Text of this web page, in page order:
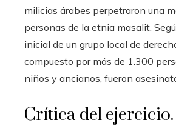
milicias árabes perpetraron una
personas de la etnia masalit.
inicial de un grupo local de
compuesto por más de 1.300
niños y ancianos, fueron
Crítica del ejercicio.